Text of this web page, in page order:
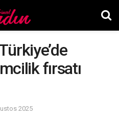
fırsatı
2025